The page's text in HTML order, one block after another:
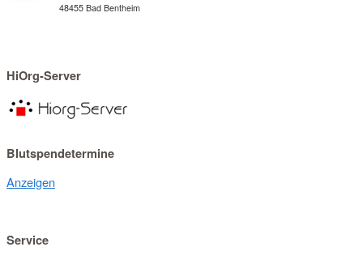
48455 Bad Bentheim
HiOrg-Server
Blutspendetermine
Anzeigen
Service